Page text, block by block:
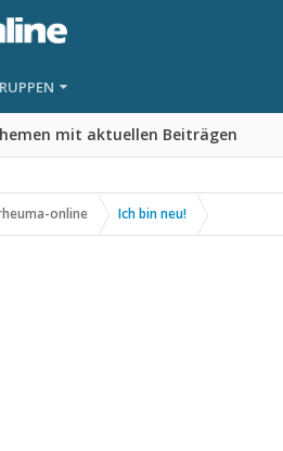
mit aktuellen Beiträgen
online Ich bin neu!